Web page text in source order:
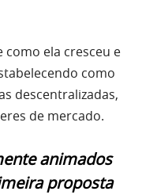
como ela cresceu e
como
descentralizadas,
de mercado.
animados
proposta